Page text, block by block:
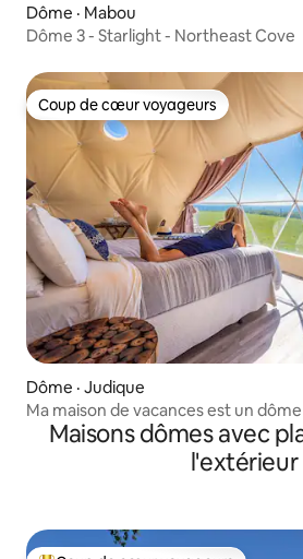
Dôme · Mabou
Dôme 3 - Starlight - Northeast Cove
Coup de cœur voyageurs
Coup de cœur voyageurs
Dôme · Judique
Ma maison de vacances est un dôme
Maisons dômes avec
l'extérieur